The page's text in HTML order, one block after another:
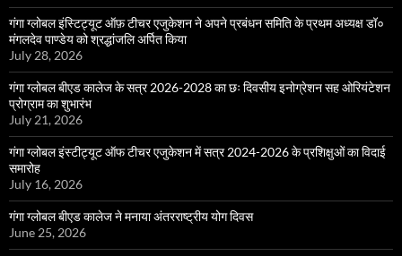
गंगा ग्लोबल इंस्टिट्यूट ऑफ़ टीचर एजुकेशन ने अपने प्रबंधन समिति के प्रथम अध्यक्ष डॉ०
मंगलदेव पाण्डेय को श्रद्धांजलि अर्पित किया
July 28, 2026
गंगा ग्लोबल बीएड कालेज के सत्र 2026-2028 का छः दिवसीय इनोग्रेशन सह ओरियंटेशन
प्रोग्राम का शुभारंभ
July 21, 2026
गंगा ग्लोबल इंस्टीट्यूट ऑफ टीचर एजुकेशन में सत्र 2024-2026 के प्रशिक्षुओं का विदाई
समारोह
July 16, 2026
गंगा ग्लोबल बीएड कालेज ने मनाया अंतरराष्ट्रीय योग दिवस
June 25, 2026